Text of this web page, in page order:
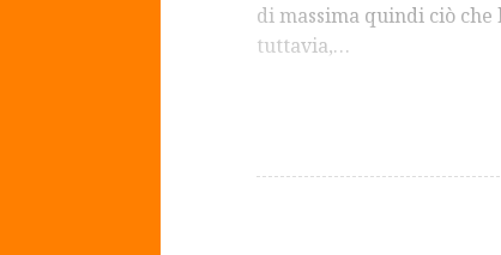
di massima quindi ciò
tuttavia,…